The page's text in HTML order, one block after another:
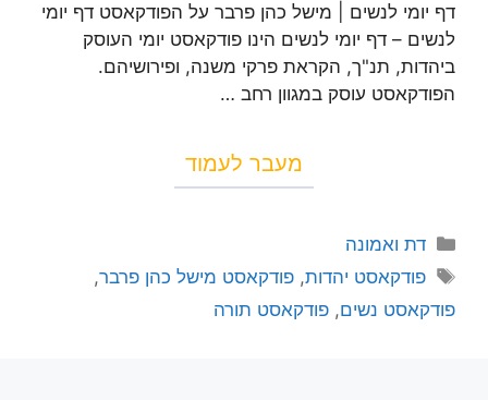
דף יומי לנשים | מישל כהן פרבר על הפודקאסט דף יומי
לנשים – דף יומי לנשים הינו פודקאסט יומי העוסק
ביהדות, תנ"ך, הקראת פרקי משנה, ופירושיהם.
הפודקאסט עוסק במגוון רחב …
מעבר לעמוד
דת ואמונה
פודקאסט יהדות,פודקאסט מישל כהן פרבר,
פודקאסט נשים, פודקאסט תורה